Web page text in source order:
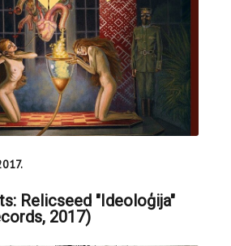
Relicseed "Ideoloģija"
2017)